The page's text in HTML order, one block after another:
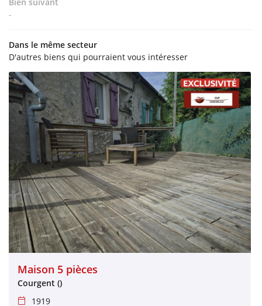
SERVICES
ACHETER
ESTIMER
AVIS
PRATIQUES
CONTACT
Rejoignez-
Restez
Inscription
-
Dans le même secteur
D'autres biens qui pourraient vous intéresser
Maison 5 pièces
Courgent ()
 1919